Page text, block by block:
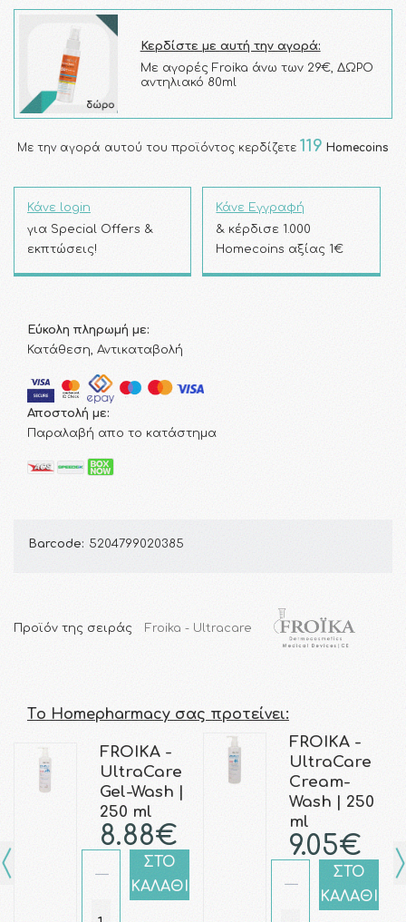
Κερδίστε με αυτή την αγορά:
Με αγορές Froika άνω των 29€, ΔΩΡΟ
αντηλιακό 80ml
Με την αγορά αυτού του προϊόντος κερδίζετε 119 Homecoins
Κάνε login
για Special Offers &
εκπτώσεις!
Κάνε Εγγραφή
& κέρδισε 1.000
Homecoins αξίας 1€
Εύκολη πληρωμή με:
Κατάθεση, Αντικαταβολή
Αποστολή με:
Παραλαβή απο το κατάστημα
Barcode: 5204799020385
Προϊόν της σειράς Froika - Ultracare
Τo Homepharmacy σας προτείνει:
FROIKA -
UltraCare
Gel-Wash |
250 ml
8.88€
ΣΤΟ
ΚΑΛΑΘΙ
FROIKA -
UltraCare
Cream-
Wash | 250
ml
9.05€
ΣΤΟ
ΚΑΛΑΘΙ